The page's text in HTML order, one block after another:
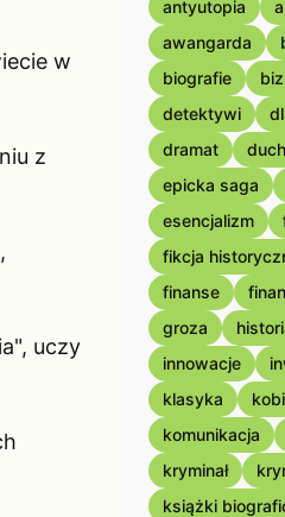
w
z
uczy
antyutopia
awangarda
biografie
detektywi
dramat
epicka saga
esencjalizm
fikcja
finanse
groza
innowacje
klasyka
komunikacja
kryminał
książki